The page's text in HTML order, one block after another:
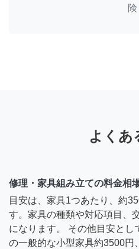
険
よくあ
修理・家具組み立ての料金相
目安は、家具1つあたり、約
す。家具の種類や対応項目、
になります。 その他目安とし
の一般的な小型家具約3500円